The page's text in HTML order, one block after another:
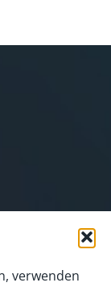
verwenden